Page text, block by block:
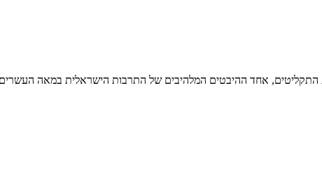
אחד ההיבטים המלהיבים של התרבות הישראלית במאה העשרים,